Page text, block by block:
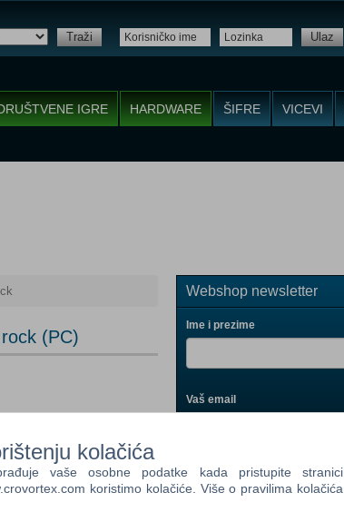
Traži Ulaz
IGRE HARDWARE ŠIFRE VICEVI
(PC)
Webshop newsletter
Ime i prezime
Vaš email
Control
Field
Prijavi me
kolačića
vaše osobne podatke kada pristupite stranici
koristimo kolačiće. Više o pravilima kolačića